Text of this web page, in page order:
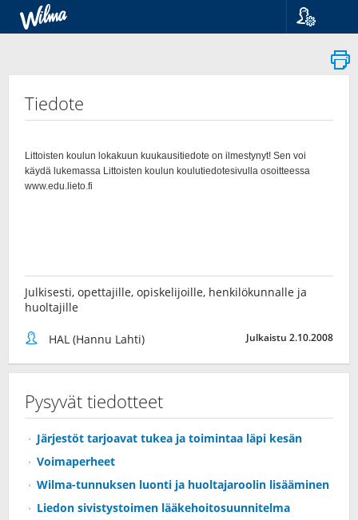
Suomi
Svenska
Tiedote
Julkisesti, opettajille, opiskelijoille, henkilökunnalle ja
huoltajille
HAL (Hannu Lahti) Julkaistu 2.10.2008
Pysyvät tiedotteet
Järjestöt tarjoavat tukea ja toimintaa läpi kesän
Voimaperheet
Wilma-tunnuksen luonti ja huoltajaroolin lisääminen
Liedon sivistystoimen lääkehoitosuunnitelma